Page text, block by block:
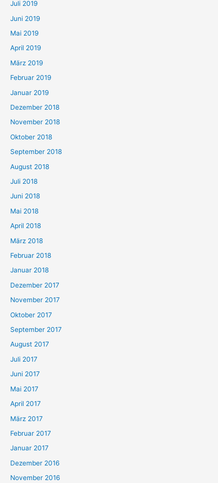
Juli 2019
Juni 2019
Mai 2019
April 2019
März 2019
Februar 2019
Januar 2019
Dezember 2018
November 2018
Oktober 2018
September 2018
August 2018
Juli 2018
Juni 2018
Mai 2018
April 2018
März 2018
Februar 2018
Januar 2018
Dezember 2017
November 2017
Oktober 2017
September 2017
August 2017
Juli 2017
Juni 2017
Mai 2017
April 2017
März 2017
Februar 2017
Januar 2017
Dezember 2016
November 2016